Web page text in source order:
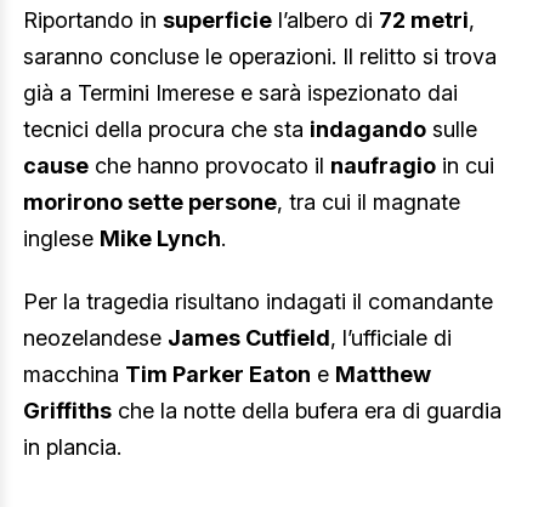
Riportando in superficie l’albero di 72 metri,
saranno concluse le operazioni. Il relitto si trova
già a Termini Imerese e sarà ispezionato dai
tecnici della procura che sta indagando sulle
cause che hanno provocato il naufragio in cui
morirono sette persone, tra cui il magnate
inglese Mike Lynch.
Per la tragedia risultano indagati il comandante
neozelandese James Cutfield, l’ufficiale di
macchina Tim Parker Eaton e Matthew
Griffiths che la notte della bufera era di guardia
in plancia.